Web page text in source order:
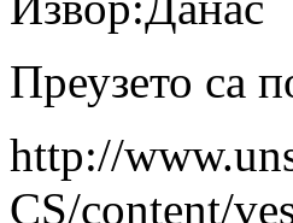
Преузето са
http://
CS/content/